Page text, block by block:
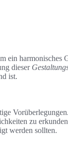
ein harmonisches
dieser
ist.
zu
werden sollten.